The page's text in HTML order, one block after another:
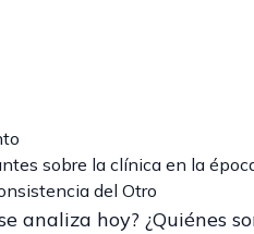
sobre la clínica en la
del Otro
analiza hoy? ¿Quiénes